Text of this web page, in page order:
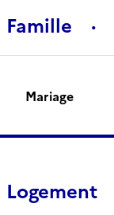
Famille
Mariage
Logement